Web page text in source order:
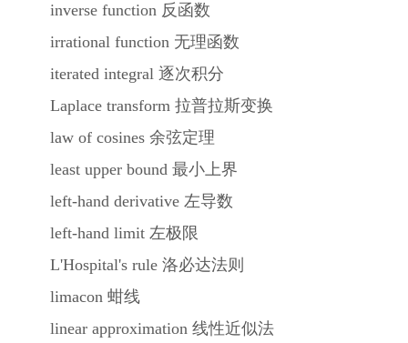
inverse function 反函数
irrational function 无理函数
iterated integral 逐次积分
Laplace transform 拉普拉斯变换
law of cosines 余弦定理
least upper bound 最小上界
left-hand derivative 左导数
left-hand limit 左极限
L'Hospital's rule 洛必达法则
limacon 蚶线
linear approximation 线性近似法